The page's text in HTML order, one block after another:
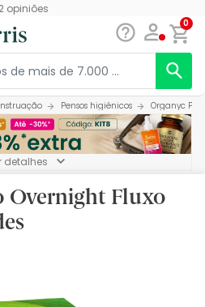
opiniões
0
Pensos higiénicos Organyc
detalhes
Overnight Fluxo